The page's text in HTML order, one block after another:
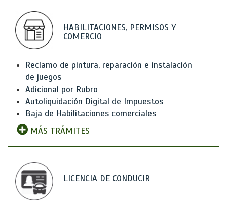
HABILITACIONES, PERMISOS Y
COMERCIO
Reclamo de pintura, reparación e instalación
de juegos
Adicional por Rubro
Autoliquidación Digital de Impuestos
Baja de Habilitaciones comerciales
MÁS TRÁMITES
LICENCIA DE CONDUCIR